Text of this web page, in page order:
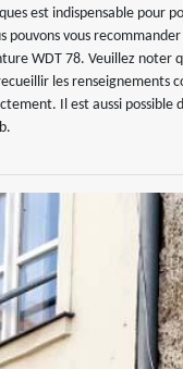
est indispensable pour
pouvons vous
WDT 78. Veuillez noter
les renseignements
Il est aussi possible